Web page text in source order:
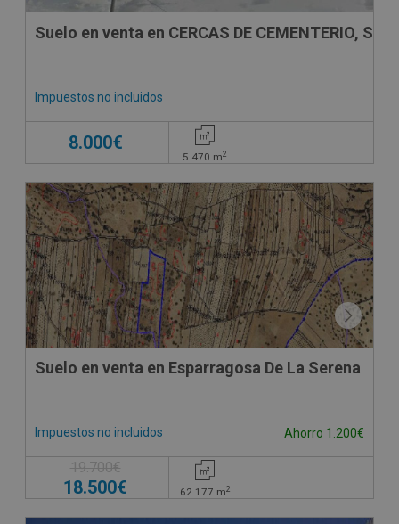
Suelo en venta en CERCAS DE CEMENTERIO, SN
Impuestos no incluidos
8.000€
5.470 m2
CONDICIONES ESPECIALES
Suelo en venta en Esparragosa De La Serena
Impuestos no incluidos Ahorro 1.200€
19.700€
18.500€ 62.177 m2